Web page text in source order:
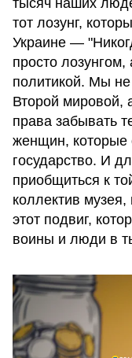
тот лозунг,
Украине —
просто
политикой. Мы
Второй
права забывать
женщин,
государство. И
приобщиться к
коллектив
этот подвиг,
воины и люди в